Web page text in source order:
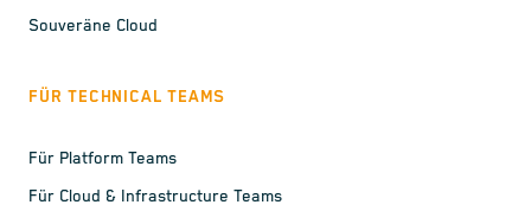
Souveräne Cloud
FÜR TECHNICAL TEAMS
Für Platform Teams
Für Cloud & Infrastructure Teams